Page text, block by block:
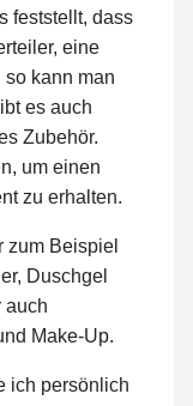
feststellt, dass
eine
so kann man
es auch
Zubehör.
um einen
zu erhalten.
zum Beispiel
Duschgel
auch
Make-Up.
ich persönlich